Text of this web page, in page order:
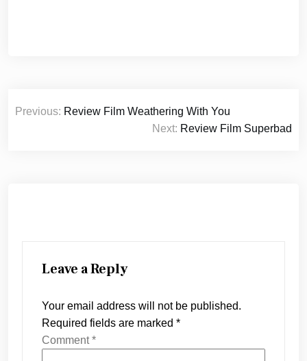
Post
Previous: Review Film Weathering With You
Next: Review Film Superbad
Leave a Reply
Your email address will not be published.
Required fields are marked *
Comment*